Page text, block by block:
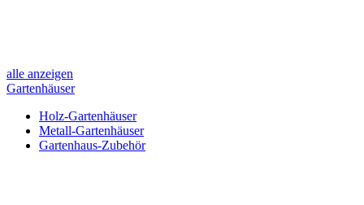
alle anzeigen
Gartenhäuser
Holz-Gartenhäuser
Metall-Gartenhäuser
Gartenhaus-Zubehör